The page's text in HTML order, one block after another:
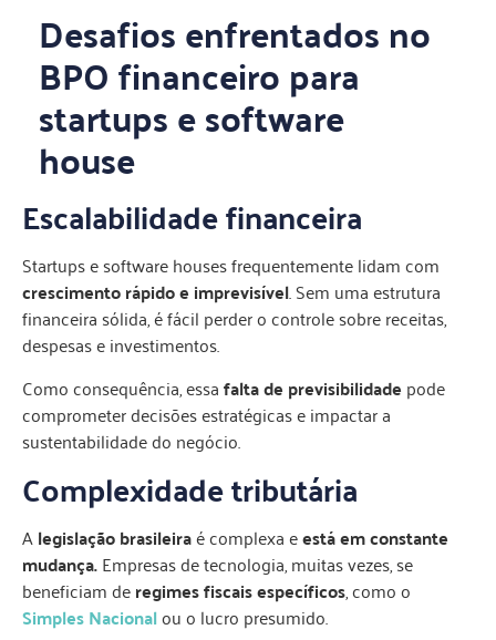
Desafios enfrentados no
BPO financeiro para
startups e software
house
Escalabilidade financeira
Startups e software houses frequentemente lidam com
crescimento rápido e imprevisível. Sem uma estrutura
financeira sólida, é fácil perder o controle sobre receitas,
despesas e investimentos.
Como consequência, essafalta de previsibilidade pode
comprometer decisões estratégicas e impactar a
sustentabilidade do negócio.
Complexidade tributária
Alegislação brasileiraé complexa eestá em constante
mudança.Empresas de tecnologia, muitas vezes, se
beneficiam deregimes fiscais específicos, como o
Simples Nacionalou o lucro presumido.